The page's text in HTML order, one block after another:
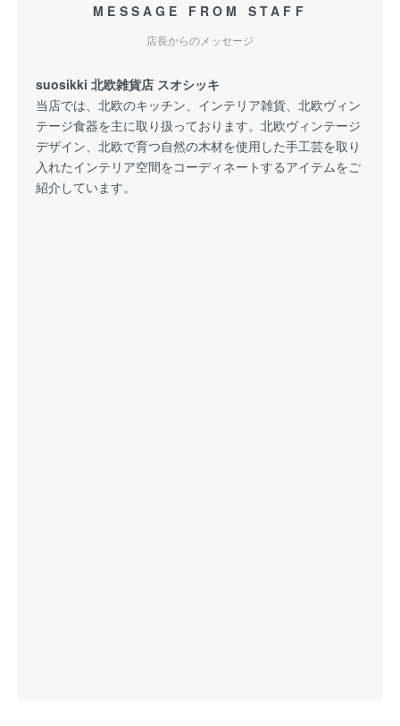
MESSAGE FROM STAFF
店長からのメッセージ
suosikki 北欧雑貨店 スオシッキ
当店では、北欧のキッチン、インテリア雑貨、北欧ヴィン
テージ食器を主に取り扱っております。北欧ヴィンテージ
デザイン、北欧で育つ自然の木材を使用した手工芸を取り
入れたインテリア空間をコーディネートするアイテムをご
紹介しています。